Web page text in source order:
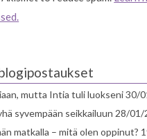
mutta Intia tuli luokseni30/
syvempään seikkailuun 28/01/
matkalla – mitä olen oppinut?